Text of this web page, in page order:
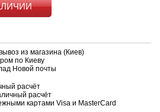
из магазина (Киев)
по Киеву
Новой почты
расчёт
расчёт
картами Visa и MasterCard